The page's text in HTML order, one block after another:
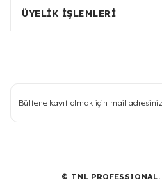
ÜYELİK İŞLEMLERİ
© TNL PROFESSIONAL.